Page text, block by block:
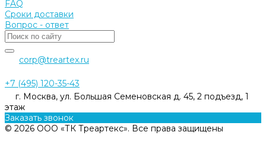
FAQ
Сроки доставки
Вопрос - ответ
corp@treartex.ru
+7 (495) 120-35-43
г. Москва, ул. Большая Семеновская д. 45, 2 подъезд, 1
этаж
Заказать звонок
© 2026 ООО «ТК Треартекс». Все права защищены